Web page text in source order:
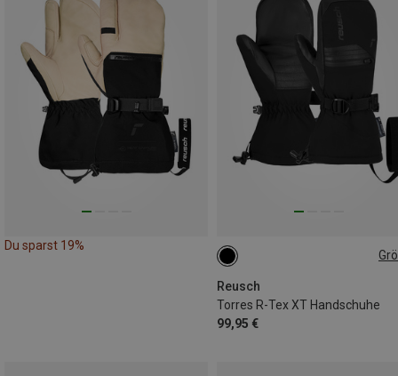
Du sparst 19%
Reusch
Torres R-Tex XT Handschuhe
99,95 €